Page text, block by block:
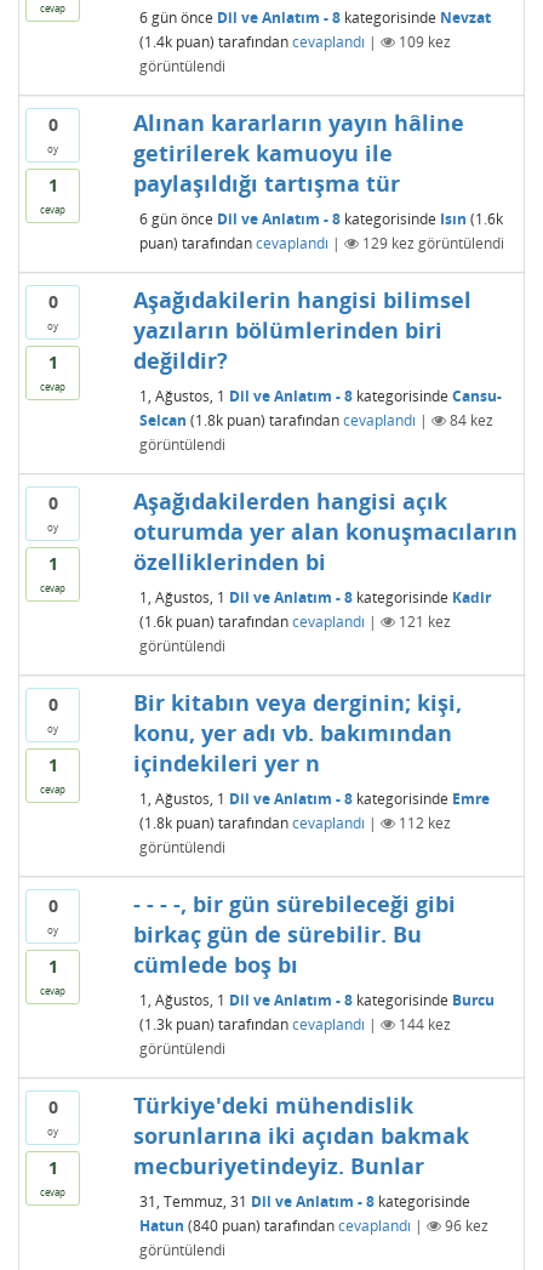
cevap 6 günönce Dil ve Anlatım - 8kategorisinde Nevzat
(1.4kpuan) tarafından cevaplandı | 109kez
görüntülendi
0
oy
1
cevap
Alınan kararların yayın hâline
getirilerek kamuoyu ile
paylaşıldığı tartışma tür
6 günönce Dil ve Anlatım - 8kategorisinde Isın (1.6k
puan) tarafından cevaplandı | 129kez görüntülendi
0
oy
1
cevap
Aşağıdakilerin hangisi bilimsel
yazıların bölümlerinden biri
değildir?
1, Ağustos, 1 Dil ve Anlatım - 8kategorisinde Cansu-
Selcan (1.8kpuan) tarafından cevaplandı | 84kez
görüntülendi
0
oy
1
cevap
Aşağıdakilerden hangisi açık
oturumda yer alan konuşmacıların
özelliklerinden bi
1, Ağustos, 1 Dil ve Anlatım - 8kategorisinde Kadir
(1.6kpuan) tarafından cevaplandı | 121 kez
görüntülendi
0
oy
1
cevap
Bir kitabın veya derginin; kişi,
konu, yer adı vb. bakımından
içindekileri yer n
1, Ağustos, 1 Dil ve Anlatım - 8kategorisinde Emre
(1.8kpuan) tarafından cevaplandı | 112kez
görüntülendi
0
oy
1
cevap
- - - -, bir gün sürebileceği gibi
birkaç gün de sürebilir. Bu
cümlede boş bı
1, Ağustos, 1 Dil ve Anlatım - 8kategorisinde Burcu
(1.3kpuan) tarafından cevaplandı | 144kez
görüntülendi
0
oy
1
cevap
Türkiye'deki mühendislik
sorunlarına iki açıdan bakmak
mecburiyetindeyiz. Bunlar
31, Temmuz, 31 Dil ve Anlatım - 8kategorisinde
Hatun (840puan) tarafından cevaplandı | 96kez
görüntülendi